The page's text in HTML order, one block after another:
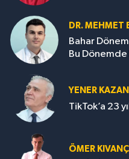
DR. MEHMET
Bahar
Bu
YENER KAZAN
TikTok’a 23
ÖMER KIVANÇ